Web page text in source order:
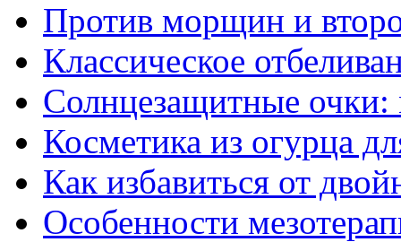
Против морщин и
Классическое
Солнцезащитные
Косметика из огурца
Как избавиться от
Особенности